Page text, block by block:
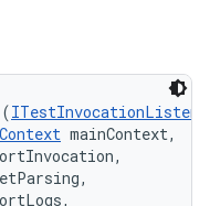
mainContext,